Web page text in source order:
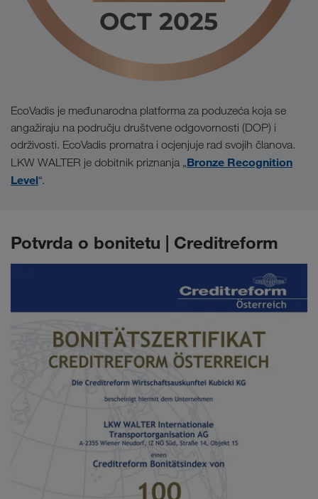
EcoVadis je međunarodna platforma za poduzeća koja se
angažiraju na području društvene odgovornosti (DOP) i
održivosti. EcoVadis promatra i ocjenjuje rad svojih članova.
LKW WALTER je dobitnik priznanja „Bronze Recognition
Level“.
Potvrda o bonitetu | Creditreform